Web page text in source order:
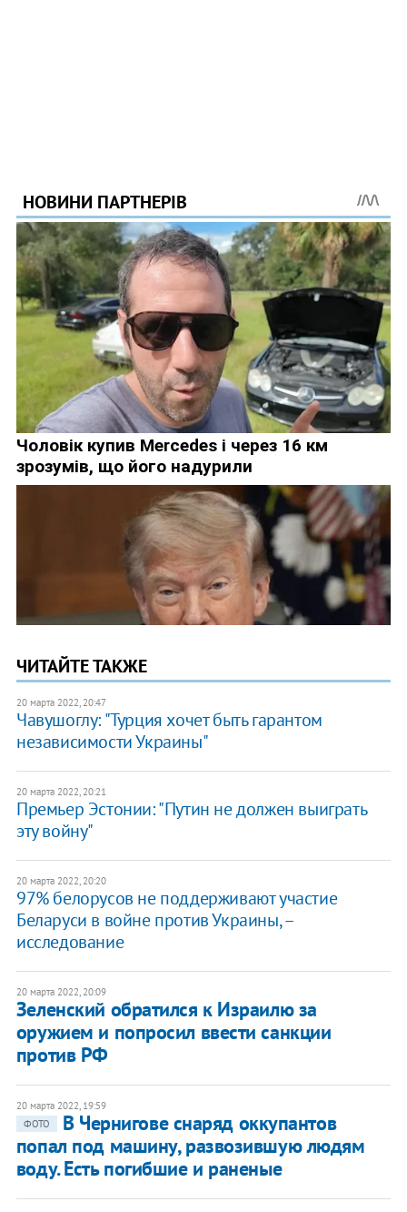
ЧИТАЙТЕ ТАКЖЕ
20 марта 2022, 20:47
Чавушоглу: "Турция хочет быть гарантом
независимости Украины"
20 марта 2022, 20:21
Премьер Эстонии: "Путин не должен выиграть
эту войну"
20 марта 2022, 20:20
97% белорусов не поддерживают участие
Беларуси в войне против Украины, –
исследование
20 марта 2022, 20:09
Зеленский обратился к Израилю за
оружием и попросил ввести санкции
против РФ
20 марта 2022, 19:59
ФОТО
В Чернигове снаряд оккупантов
попал под машину, развозившую людям
воду. Есть погибшие и раненые